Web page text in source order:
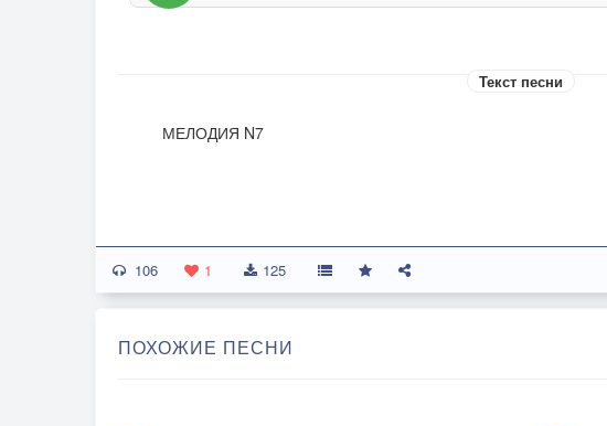
Текст песни
МЕЛОДИЯ N7
106 1 125
ПОХОЖИЕ ПЕСНИ